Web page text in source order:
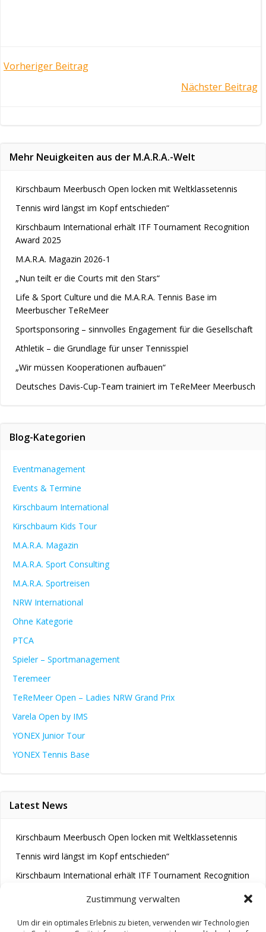
Zustimmung verwalten
Um dir ein optimales Erlebnis zu bieten, verwenden wir Technologien
Post
Vorheriger Beitrag
Nächster Beitrag
Mehr Neuigkeiten aus der M.A.R.A.-Welt
Kirschbaum Meerbusch Open locken mit Weltklassetennis
Tennis wird längst im Kopf entschieden“
Kirschbaum International erhält ITF Tournament Recognition
Award 2025
M.A.R.A. Magazin 2026-1
„Nun teilt er die Courts mit den Stars“
Life & Sport Culture und die M.A.R.A. Tennis Base im
Meerbuscher TeReMeer
Sportsponsoring – sinnvolles Engagement für die Gesellschaft
Athletik – die Grundlage für unser Tennisspiel
„Wir müssen Kooperationen aufbauen“
Deutsches Davis-Cup-Team trainiert im TeReMeer Meerbusch
Blog-Kategorien
Eventmanagement
Events & Termine
Kirschbaum International
Kirschbaum Kids Tour
M.A.R.A. Magazin
M.A.R.A. Sport Consulting
M.A.R.A. Sportreisen
NRW International
Ohne Kategorie
PTCA
Spieler – Sportmanagement
Teremeer
TeReMeer Open – Ladies NRW Grand Prix
Varela Open by IMS
YONEX Junior Tour
YONEX Tennis Base
Latest News
Kirschbaum Meerbusch Open locken mit Weltklassetennis
Tennis wird längst im Kopf entschieden“
Kirschbaum International erhält ITF Tournament Recognition